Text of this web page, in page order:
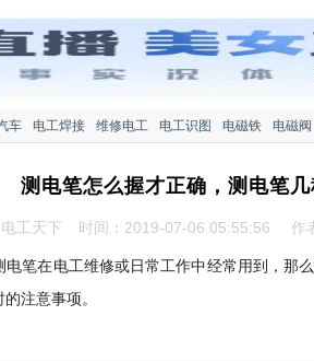
车 电工焊接 维修电工 电工识图 电磁铁 电磁阀
测电笔怎么握才正确，测电笔
工天下 时间：2019-07-06 05:55:56 作
电笔在电工维修或日常工作中经常用到，那
注意事项。